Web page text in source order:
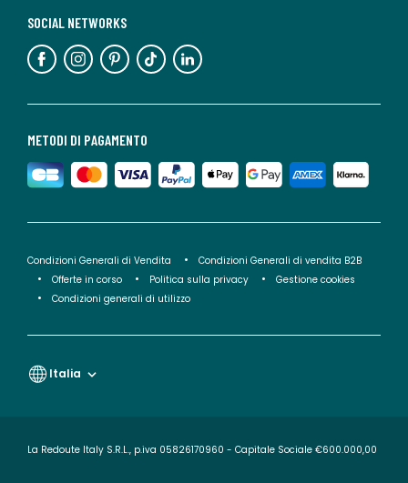
METODI DI PAGAMENTO
SOCIAL NETWORKS
Condizioni Generali di Vendita
Condizioni Generali di vendita B2B
Offerte in corso
Politica sulla privacy
Gestione cookies
Condizioni generali di utilizzo
Italia
La Redoute Italy S.R.L., p.iva 05826170960 - Capitale Sociale €600.000,00